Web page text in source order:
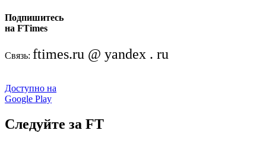
Подпишитесь
на FTimes
Связь: ftimes.ru @ yandex . ru
Доступно на
Google Play
Следуйте за FT